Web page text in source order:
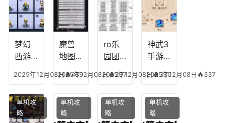
最强
的主
播
最强
剧情
文本
城剑
神用
什么
装备
梦幻
西游
凡，
梦幻
十二
2025年12月08日 489
魔兽
地图
任务
攻
略，
魔兽
2025年12月08日 297
ro乐
园团
附
魔，
乐园
团装
2025年12月08日 330
神武3
手游
辅助
技能
加
点，
2025年12月08日 337
单机攻
略
单机攻
略
单机攻
略
单机攻
略